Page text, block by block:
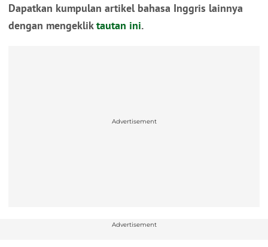
Dapatkan kumpulan artikel bahasa Inggris lainnya
dengan mengekliktautan ini.
Advertisement
Advertisement